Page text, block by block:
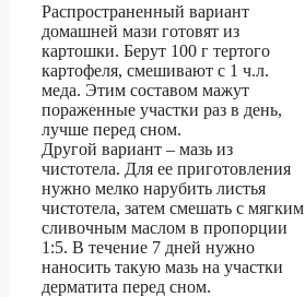
Распространенный вариант
домашней мази готовят из
картошки. Берут 100 г тертого
картофеля, смешивают с 1 ч.л.
меда. Этим составом мажут
пораженные участки раз в день,
лучше перед сном.
Другой вариант – мазь из
чистотела. Для ее приготовления
нужно мелко нарубить листья
чистотела, затем смешать с мягким
сливочным маслом в пропорции
1:5. В течение 7 дней нужно
наносить такую мазь на участки
дерматита перед сном.